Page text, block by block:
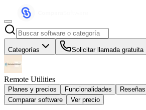
Categorías Solicitar llamada gratuita
Remote Utilities
Planes y precios Funcionalidades
Reseñas
Comparar software
Ver precio